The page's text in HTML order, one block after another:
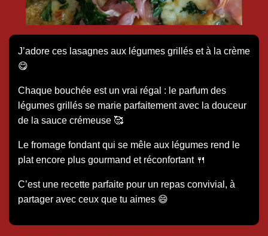
J’adore ces lasagnes aux légumes grillés et à la crème
😋
Chaque bouchée est un vrai régal : le parfum des
légumes grillés se marie parfaitement avec la douceur
de la sauce crémeuse 🥰
Le fromage fondant qui se mêle aux légumes rend le
plat encore plus gourmand et réconfortant 🍴
C’est une recette parfaite pour un repas convivial, à
partager avec ceux que tu aimes 😄